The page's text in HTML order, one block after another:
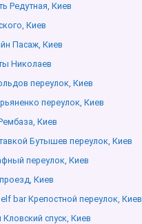
Редутная, Киев
Киев
Пасаж, Киев
Николаев
переулок, Киев
переулок, Киев
Киев
Бутышев переулок, Киев
переулок, Киев
Киев
bar Крепостной переулок, Киев
спуск, Киев